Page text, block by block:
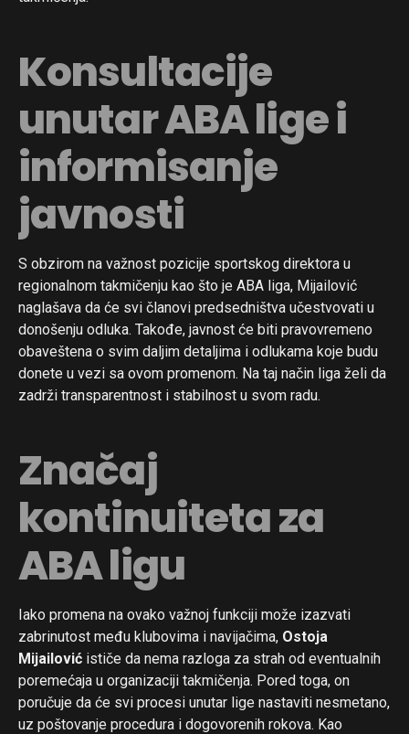
Konsultacije
unutar ABA lige i
informisanje
javnosti
S obzirom na važnost pozicije sportskog direktora u
regionalnom takmičenju kao što je ABA liga, Mijailović
naglašava da će svi članovi predsedništva učestvovati u
donošenju odluka. Takođe, javnost će biti pravovremeno
obaveštena o svim daljim detaljima i odlukama koje budu
donete u vezi sa ovom promenom. Na taj način liga želi da
zadrži transparentnost i stabilnost u svom radu.
Značaj
kontinuiteta za
ABA ligu
Iako promena na ovako važnoj funkciji može izazvati
zabrinutost među klubovima i navijačima, Ostoja
Mijailović ističe da nema razloga za strah od eventualnih
poremećaja u organizaciji takmičenja. Pored toga, on
poručuje da će svi procesi unutar lige nastaviti nesmetano,
uz poštovanje procedura i dogovorenih rokova. Kao